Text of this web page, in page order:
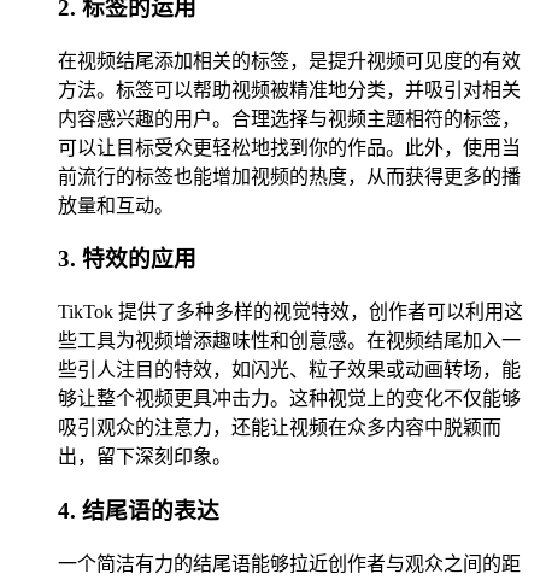
2. 标签的运用
在视频结尾添加相关的标签，是提升视频可见度的有效
方法。标签可以帮助视频被精准地分类，并吸引对相关
内容感兴趣的用户。合理选择与视频主题相符的标签，
可以让目标受众更轻松地找到你的作品。此外，使用当
前流行的标签也能增加视频的热度，从而获得更多的播
放量和互动。
3. 特效的应用
TikTok 提供了多种多样的视觉特效，创作者可以利用这
些工具为视频增添趣味性和创意感。在视频结尾加入一
些引人注目的特效，如闪光、粒子效果或动画转场，能
够让整个视频更具冲击力。这种视觉上的变化不仅能够
吸引观众的注意力，还能让视频在众多内容中脱颖而
出，留下深刻印象。
4. 结尾语的表达
一个简洁有力的结尾语能够拉近创作者与观众之间的距